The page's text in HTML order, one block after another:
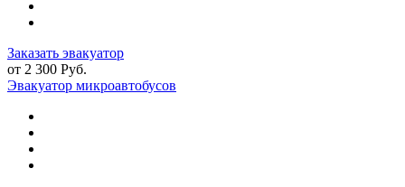
Заказать эвакуатор
от 2 300 Руб.
Эвакуатор микроавтобусов